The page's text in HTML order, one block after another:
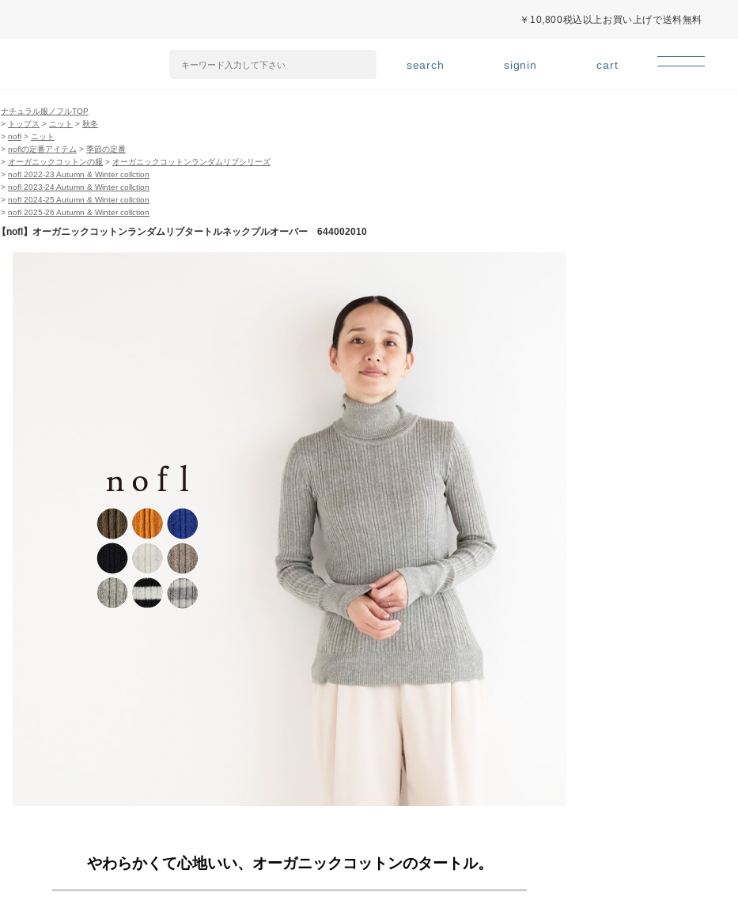
￥10,800税込以上お買い上げで送料無料
signin cart
ナチュラル服ノフルTOP
> トップス > ニット > 秋冬
> nofl > ニット
> noflの定番アイテム > 季節の定番
> オーガニックコットンの服 > オーガニックコットンランダムリブシリーズ
> nofl 2022-23 Autumn & Winter collction
> nofl 2023-24 Autumn & Winter collction
> nofl 2024-25 Autumn & Winter collction
> nofl 2025-26 Autumn & Winter collction
【nofl】オーガニックコットンランダムリブタートルネックプルオーバー 644002010
やわらかくて心地いい、オーガニックコットンのタートル。